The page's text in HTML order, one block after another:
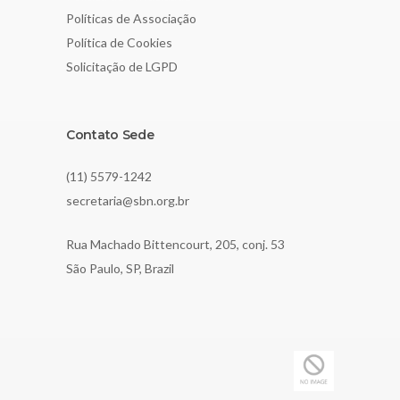
Políticas de Associação
Política de Cookies
Solicitação de LGPD
Contato Sede
(11) 5579-1242
secretaria@sbn.org.br
Rua Machado Bittencourt, 205, conj. 53
São Paulo, SP, Brazil